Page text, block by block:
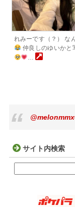
れみーです（？） な
仲良しのゆいかと
…
サイト内検索